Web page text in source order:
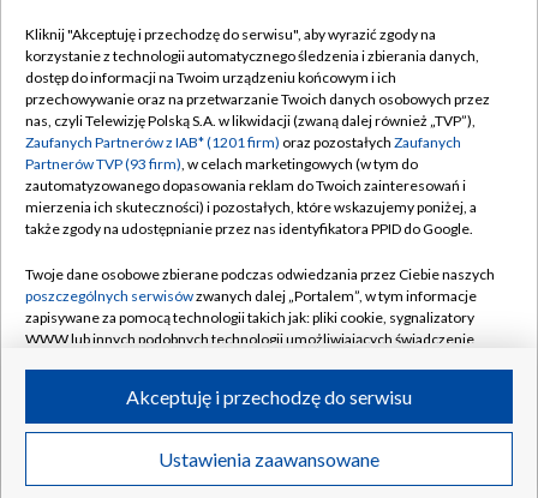
TVP
Abonament TVP
Emisja w TVP
Centrum informacji TVP
Naziemna Telewizja Cyfrowa
Rada Programowa
System NOS
Informacje o nadawcy
Program dla prasy
Ogłoszenie przetargowe
Regulamin TVP
Polityka prywatności
Moje zgody
Pomoc
Kontakt
Kanały
©2026 Telewizja Polska S.A. w likwidacji
Kliknij "Akceptuję i przechodzę do serwisu", aby wyrazić zgody na
korzystanie z technologii automatycznego śledzenia i zbierania danych,
dostęp do informacji na Twoim urządzeniu końcowym i ich
przechowywanie oraz na przetwarzanie Twoich danych osobowych przez
nas, czyli Telewizję Polską S.A. w likwidacji (zwaną dalej również „TVP”),
Zaufanych Partnerów z IAB* (1201 firm) oraz pozostałych Zaufanych
Partnerów TVP (93 firm), w celach marketingowych (w tym do
zautomatyzowanego dopasowania reklam do Twoich zainteresowań i
mierzenia ich skuteczności) i pozostałych, które wskazujemy poniżej, a
także zgody na udostępnianie przez nas identyfikatora PPID do Google.
Twoje dane osobowe zbierane podczas odwiedzania przez Ciebie naszych
poszczególnych serwisówzwanych dalej „Portalem”, w tym informacje
zapisywane za pomocą technologii takich jak: pliki cookie, sygnalizatory
WWW lub innych podobnych technologii umożliwiających świadczenie
ruchu w Internecie.
Twoje dane osobowe zbierane podczas odwiedzania przez Ciebie
poszczególnych serwisówna Portalu, takie jak adresy IP, identyfikatory
Ustawienia zaawansowane
Akceptuję i przechodzę do serwisu